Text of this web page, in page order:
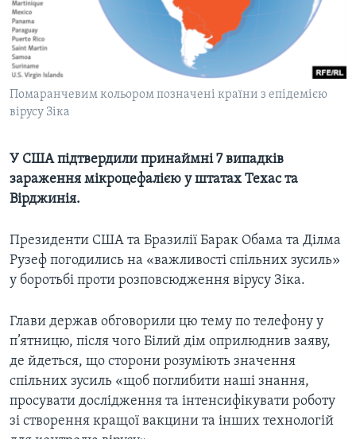
СУСПІЛЬСТВО
ЕКОНОМІКА
ІСТОРІЇ УСПІХУ УКРАЇНЦІВ
ТЕЛЕПРОГРАМИ
ЧАС-TIME
СТУДІЯ ВАШИНГТОН
ПРАЙМ-ТАЙМ
ПОГЛЯД З ВАШИНГТОНА
ENGLISH
Learning English
Помаранчевим кольором позначені країни з епідемією
вірусу Зіка
У США підтвердили принаймні 7 випадків
зараження мікроцефалією у штатах Техас та
Вірджинія.
Президенти США та Бразилії Барак Обама та Ділма
Рузеф погодились на «важливості спільних зусиль»
у боротьбі проти розповсюдження вірусу Зіка.
Глави держав обговорили цю тему по телефону у
п’ятницю, після чого Білий дім оприлюднив заяву,
де йдеться, що сторони розуміють значення
спільних зусиль «щоб поглибити наші знання,
просувати дослідження та інтенсифікувати роботу
зі створення кращої вакцини та інших технологій